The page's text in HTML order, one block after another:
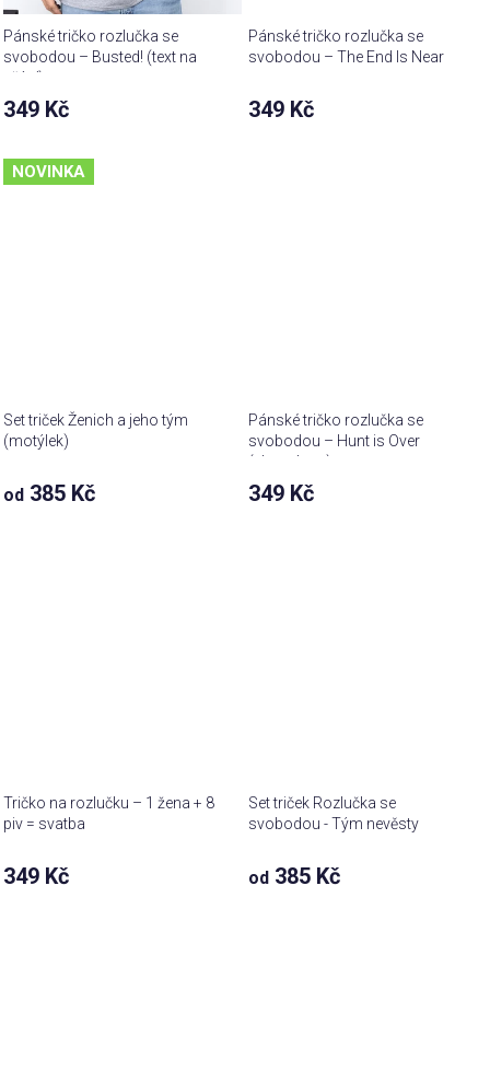
Pánské tričko rozlučka se
svobodou – Busted! (text na
přání)
349 Kč
Pánské tričko rozlučka se
svobodou – The End Is Near
349 Kč
NOVINKA
Set triček Ženich a jeho tým
(motýlek)
od 385 Kč
Pánské tričko rozlučka se
svobodou – Hunt is Over
(vlastní text)
349 Kč
Tričko na rozlučku – 1 žena + 8
piv = svatba
349 Kč
Set triček Rozlučka se
svobodou - Tým nevěsty
od 385 Kč